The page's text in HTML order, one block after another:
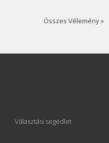
Összes Vélemény »
Választási segédlet